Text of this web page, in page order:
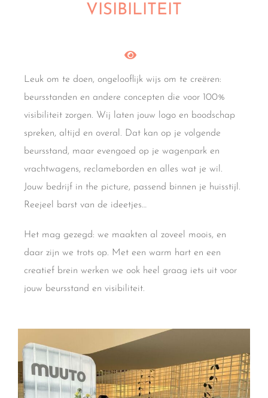
VISIBILITEIT
Leuk om te doen, ongelooflijk wijs om te creëren:
beursstanden en andere concepten die voor 100%
visibiliteit zorgen. Wij laten jouw logo en boodschap
spreken, altijd en overal. Dat kan op je volgende
beursstand, maar evengoed op je wagenpark en
vrachtwagens, reclameborden en alles wat je wil.
Jouw bedrijf in the picture, passend binnen je huisstijl.
Reejeel barst van de ideetjes…
Het mag gezegd: we maakten al zoveel moois, en
daar zijn we trots op. Met een warm hart en een
creatief brein werken we ook heel graag iets uit voor
jouw beursstand en visibiliteit.